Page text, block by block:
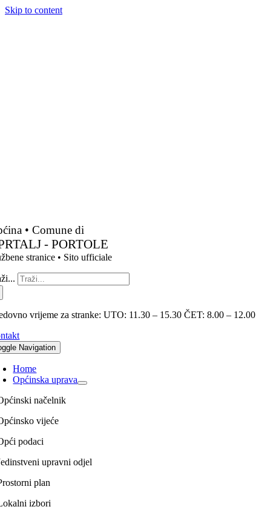
Skip to content
• Comune di
- PORTOLE
stranice • Sito ufficiale
vrijeme za stranke: UTO: 11.30 – 15.30 ČET: 8.00 – 12.00
Navigation
Home
Općinska uprava
načelnik
vijeće
podaci
upravni odjel
plan
izbori